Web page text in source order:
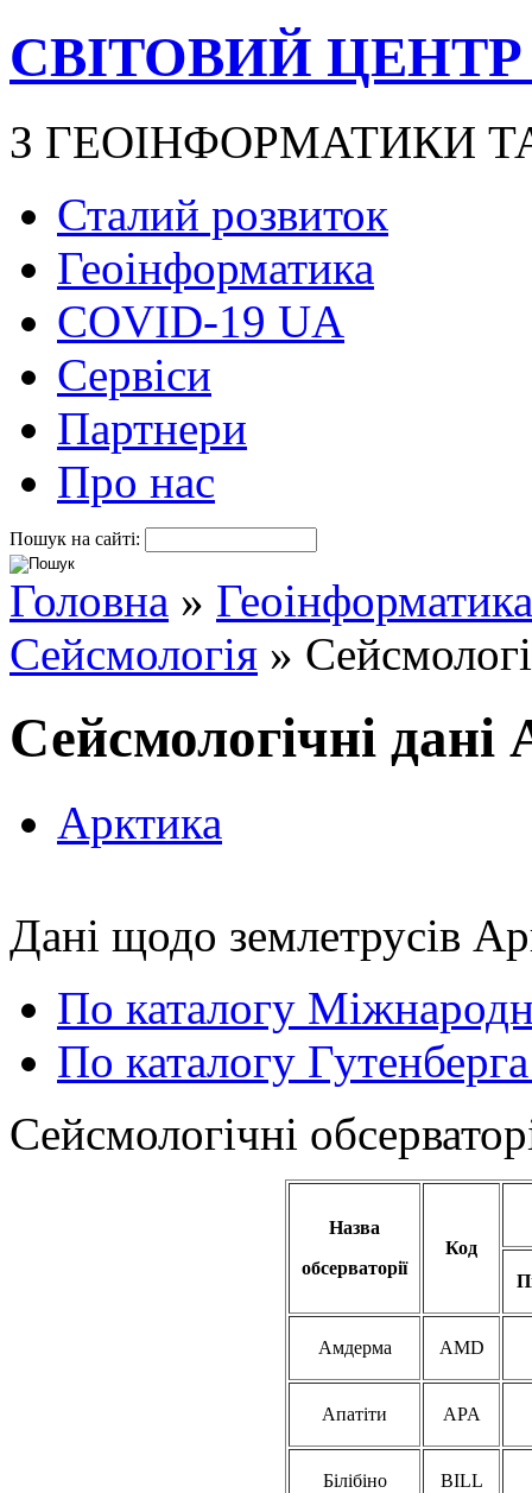
СВІТОВИЙ
З ГЕОІНФОРМАТИКИ
Сталий розвиток
Геоінформатика
COVID-19 UA
Сервіси
Партнери
Про нас
Пошук на сайті:
Головна » Геоінформатика
Сейсмологія »
Сейсмологічні
Арктика
Дані щодо землетрусів
По каталогу
По каталогу
Сейсмологічні
Назва
обсерваторії
Код
Амдерма AMD
Апатіти APA
Білібіно BILL